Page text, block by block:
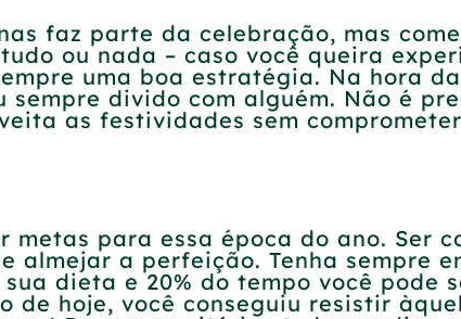
faz parte da celebração, mas
ou nada – caso você queira
uma boa estratégia. Na hora
sempre divido com alguém. Não é
as festividades sem
metas para essa época do ano. Ser
almejar a perfeição. Tenha sempre
dieta e 20% do tempo você pode
de hoje, você conseguiu resistir